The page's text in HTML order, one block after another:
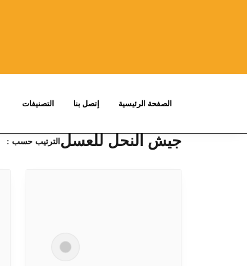
الصفحة الرئيسية إتصل بنا التصنيفات
جيش النحل للعسل الترتيب حسب :